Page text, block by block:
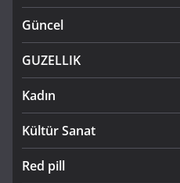
Güncel
GUZELLIK
Kadın
Kültür Sanat
Red pill